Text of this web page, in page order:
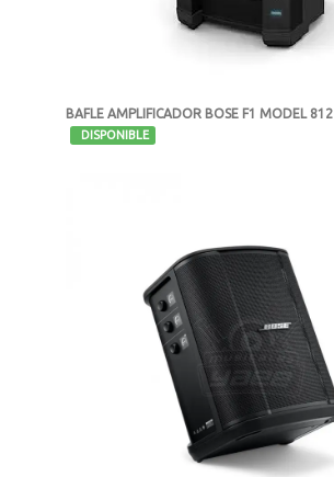
BAFLE AMPLIFICADOR BOSE F1 MODEL 812
DISPONIBLE